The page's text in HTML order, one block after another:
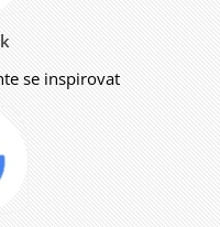
se inspirovat